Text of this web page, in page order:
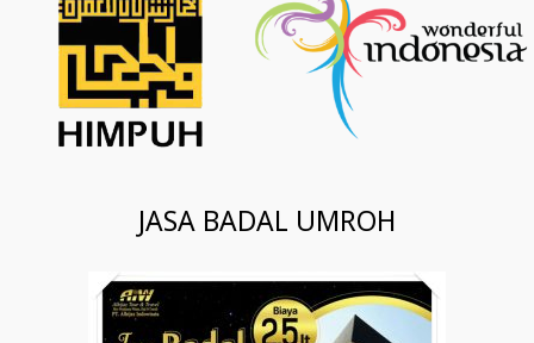
JASA BADAL UMROH